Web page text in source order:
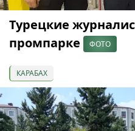
Турецкие
промпарке
ФОТО
КАРАБАХ